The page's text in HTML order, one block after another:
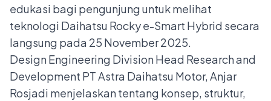
edukasi bagi pengunjung untuk melihat
teknologi Daihatsu Rocky e-Smart Hybrid secara
langsung pada 25 November 2025.
Design Engineering Division Head Research and
Development PT Astra Daihatsu Motor, Anjar
Rosjadi menjelaskan tentang konsep, struktur,